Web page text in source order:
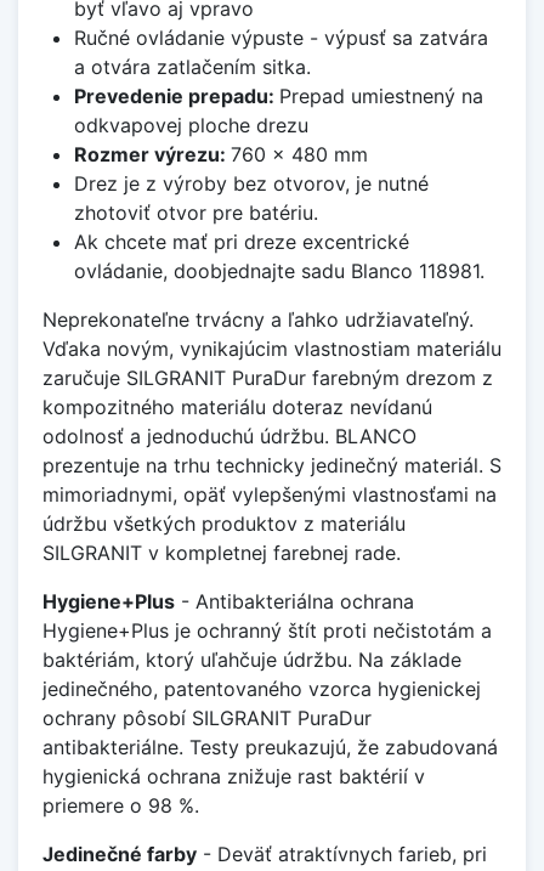
byť vľavo aj vpravo
Ručné ovládanie výpuste - výpusť sa zatvára
a otvára zatlačením sitka.
Prevedenie prepadu: Prepad umiestnený na
odkvapovej ploche drezu
Rozmer výrezu: 760 x 480 mm
Drez je z výroby bez otvorov, je nutné
zhotoviť otvor pre batériu.
Ak chcete mať pri dreze excentrické
ovládanie, doobjednajte sadu Blanco 118981.
Neprekonateľne trvácny a ľahko udržiavateľný.
Vďaka novým, vynikajúcim vlastnostiam materiálu
zaručuje SILGRANIT PuraDur farebným drezom z
kompozitného materiálu doteraz nevídanú
odolnosť a jednoduchú údržbu. BLANCO
prezentuje na trhu technicky jedinečný materiál. S
mimoriadnymi, opäť vylepšenými vlastnosťami na
údržbu všetkých produktov z materiálu
SILGRANIT v kompletnej farebnej rade.
Hygiene+Plus - Antibakteriálna ochrana
Hygiene+Plus je ochranný štít proti nečistotám a
baktériám, ktorý uľahčuje údržbu. Na základe
jedinečného, patentovaného vzorca hygienickej
ochrany pôsobí SILGRANIT PuraDur
antibakteriálne. Testy preukazujú, že zabudovaná
hygienická ochrana znižuje rast baktérií v
priemere o 98 %.
Jedinečné farby - Deväť atraktívnych farieb, pri